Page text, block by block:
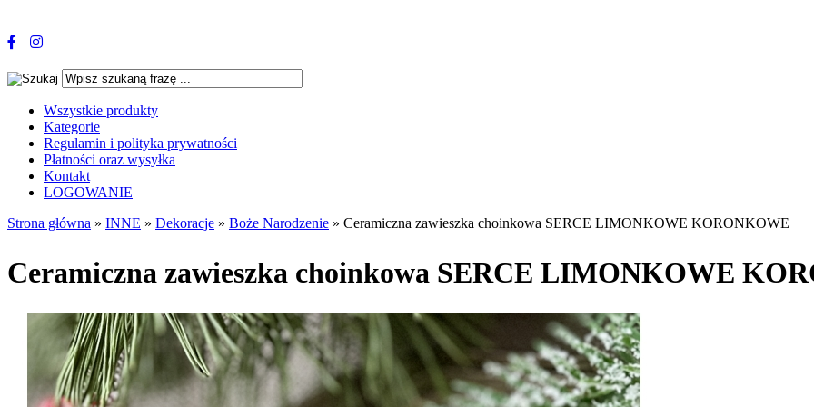
Wszystkie produkty
Kategorie
Regulamin i polityka prywatności
Płatności oraz wysyłka
Kontakt
LOGOWANIE
Strona główna » INNE » Dekoracje » Boże Narodzenie » Ceramiczna zawieszka choinkowa SERCE LIMONKOWE KORONKOWE
Ceramiczna zawieszka choinkowa SERCE LIMONKOWE